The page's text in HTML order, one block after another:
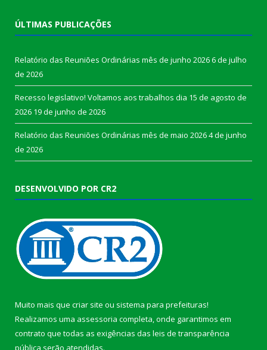
ÚLTIMAS PUBLICAÇÕES
Relatório das Reuniões Ordinárias mês de junho 20266 de julho
de 2026
Recesso legislativo! Voltamos aos trabalhos dia 15 de agosto de
2026 19 de junho de 2026
Relatório das Reuniões Ordinárias mês de maio 20264 de junho
de 2026
DESENVOLVIDO POR CR2
Muito mais que criar site ou sistema para prefeituras!
Realizamos uma assessoria completa, onde garantimos em
contrato que todas as exigências das leis de transparência
pública serão atendidas.